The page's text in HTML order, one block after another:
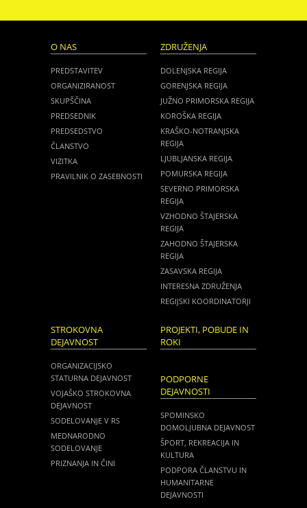
O NAS
PREDSTAVITEV
ORGANIZIRANOST
SKUPŠČINA
PREDSEDNIK
PREDSEDSTVO
ČLANSTVO
VIZITKA
PRAVILNIK O ZASEBNOSTI
ZDRUŽENJA
DOLENJSKA REGIJA
GORENJSKA REGIJA
JUŽNO PRIMORSKA REGIJA
KOROŠKA REGIJA
KRAŠKO-NOTRANJSKA
REGIJA
LJUBLJANSKA REGIJA
POMURSKA REGIJA
SEVERNO PRIMORSKA
REGIJA
VZHODNO ŠTAJERSKA
REGIJA
ZAHODNO ŠTAJERSKA
REGIJA
ZASAVSKA REGIJA
INTERESNA ZDRUŽENJA
REGIJSKI KOORDINATORJI
STROKOVNA
DEJAVNOST
ORGANIZACIJSKO
STATURNA DEJAVNOST
VOJAŠKO STROKOVNA
DEJAVNOST
SODELOVANJE V RS
MEDNARODNO
SODELOVANJE
PRIZNANJA IN ČINI
PROJEKTI, POBUDE IN
ROKI
PODPORNE
DEJAVNOSTI
SPOMINSKO
DOMOLJUBNA DEJAVNOST
ŠPORT, REKREACIJA IN
KULTURA
PODPORA ČLANSTVU IN
HUMANITARNE
DEJAVNOSTI